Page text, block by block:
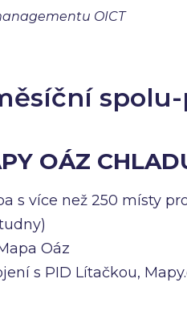
OICT
OÁZ
s více než 250 místy
Oáz
s PID Lítačkou,